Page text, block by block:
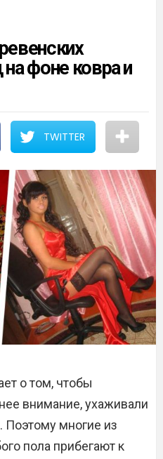
фоне ковра и
TWITTER
о том, чтобы
внимание, ухаживали
многие из
пола прибегают к